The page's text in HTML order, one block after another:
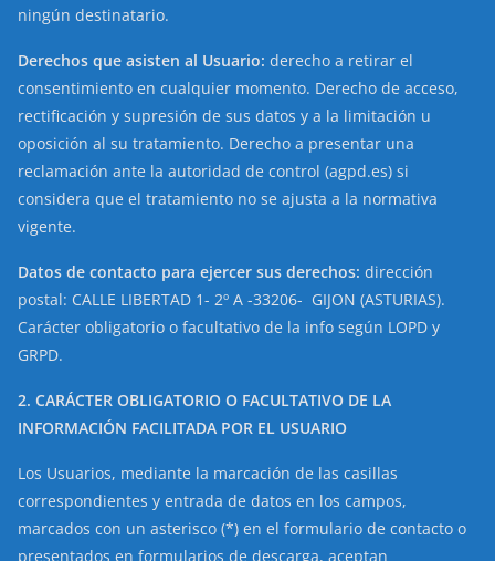
ningún destinatario.
Derechos que asisten al Usuario: derecho a retirar el
consentimiento en cualquier momento. Derecho de acceso,
rectificación y supresión de sus datos y a la limitación u
oposición al su tratamiento. Derecho a presentar una
reclamación ante la autoridad de control (agpd.es) si
considera que el tratamiento no se ajusta a la normativa
vigente.
Datos de contacto para ejercer sus derechos: dirección
postal: CALLE LIBERTAD 1- 2º A -33206- GIJON (ASTURIAS).
Carácter obligatorio o facultativo de la info según LOPD y
GRPD.
2. CARÁCTER OBLIGATORIO O FACULTATIVO DE LA
INFORMACIÓN FACILITADA POR EL USUARIO
Los Usuarios, mediante la marcación de las casillas
correspondientes y entrada de datos en los campos,
marcados con un asterisco (*) en el formulario de contacto o
presentados en formularios de descarga, aceptan